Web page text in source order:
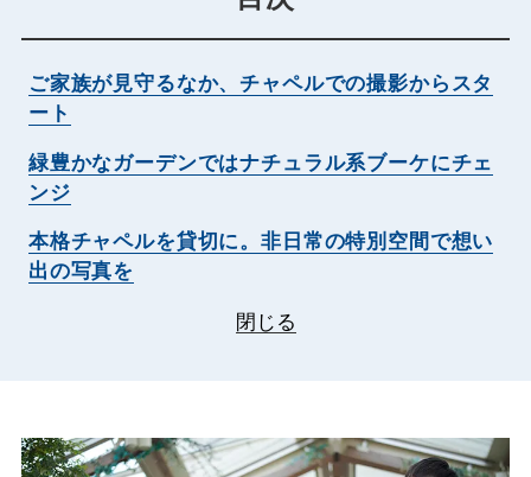
ご家族が見守るなか、チャペルでの撮影からスタ
ート
緑豊かなガーデンではナチュラル系ブーケにチェ
ンジ
本格チャペルを貸切に。非日常の特別空間で想い
出の写真を
閉じる